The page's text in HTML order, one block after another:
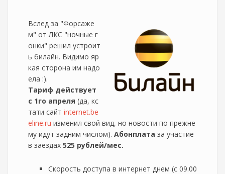
Вслед за "Форсаже
м" от ЛКС "ночные г
онки" решил устроит
ь билайн. Видимо яр
кая сторона им надо
ела :).
Тариф действует
с 1го апреля (да, кс
тати сайт internet.be
eline.ru изменил свой вид, но новости по прежне
му идут задним числом). Абонплата за участие
в заездах 525 рублей/мес.
Скорость доступа в интернет днем (с 09.00